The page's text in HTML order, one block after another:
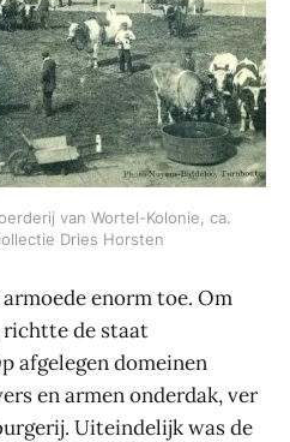
van Wortel-Kolonie, ca.
Dries Horsten
enorm toe. Om
de staat
afgelegen domeinen
en armen onderdak, ver
Uiteindelijk was de